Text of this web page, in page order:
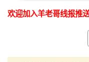
欢迎加入羊老哥线报推